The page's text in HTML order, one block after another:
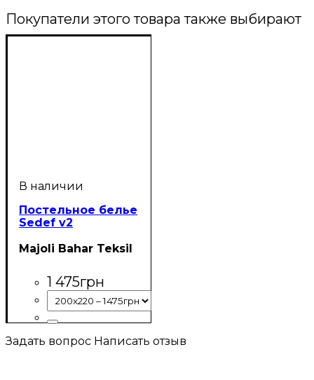
Покупатели этого товара также выбирают
Постельное белье
Sedef v2
Majoli Bahar Teksil
1 475грн
Задать вопрос Написать отзыв